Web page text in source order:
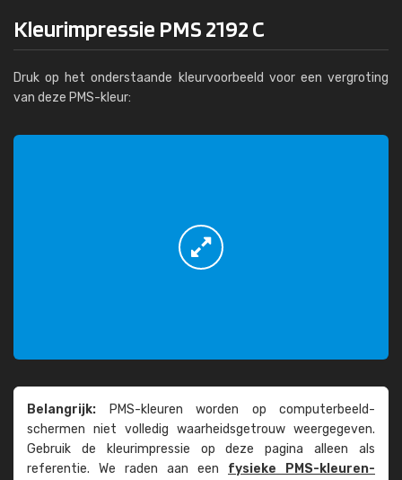
Kleurimpressie PMS 2192 C
Druk op het onderstaande kleurvoorbeeld voor een vergroting
van deze PMS-kleur:
Belangrijk: PMS-kleuren worden op computer­beeld­
schermen niet volledig waarheids­­getrouw weer­gegeven.
Gebruik de kleur­impressie op deze pagina alleen als
referentie. We raden aan een fysieke PMS-kleuren­